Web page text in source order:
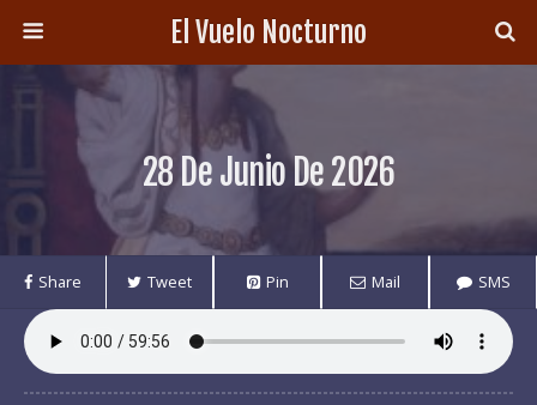
El Vuelo Nocturno
28 De Junio De 2026
Share Tweet Pin Mail SMS